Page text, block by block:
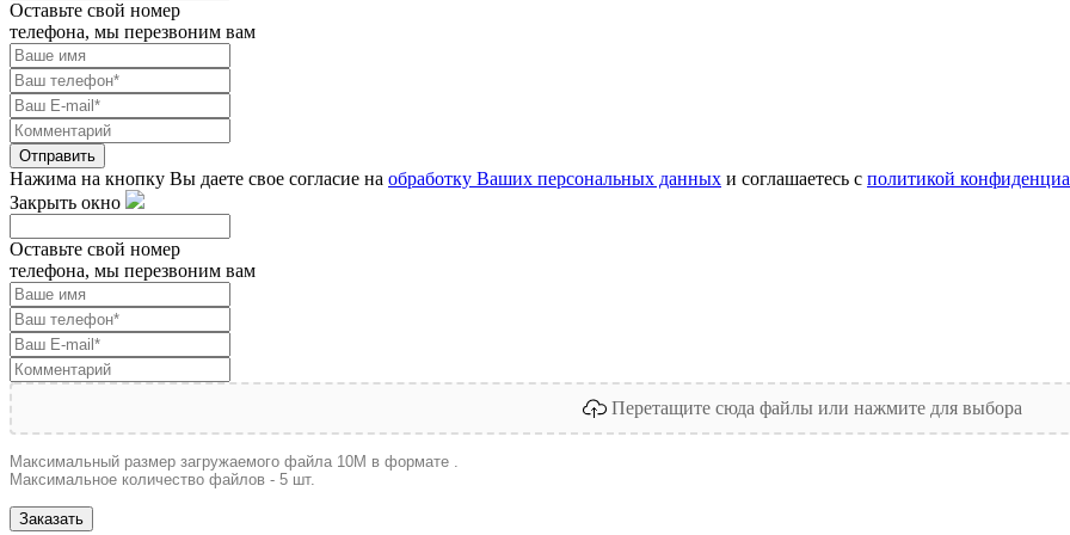
Оставьте свой номер
телефона, мы перезвоним вам
Отправить
Нажима на кнопку Вы даете свое согласие на обработку Ваших персональных данных и соглашаетесь с политикой
Закрыть окно
Оставьте свой номер
телефона, мы перезвоним вам
Перетащите сюда файлы или нажмите для выбора
Максимальный размер загружаемого файла 10M в формате .
Максимальное количество файлов - 5 шт.
Заказать